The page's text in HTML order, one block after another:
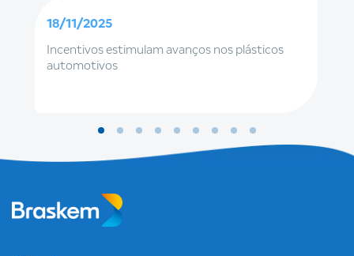
18/11/2025
Incentivos estimulam avanços nos plásticos
automotivos